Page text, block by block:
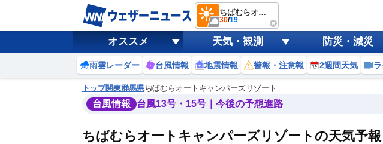
ちばむらオートキャンパーズリゾート
30/19
オススメ 天気・観測 防災・減災
雨雲レーダー 台風情報 地震情報 警報・注意報 2週間天気
トップ関東群馬県ちばむらオートキャンパーズリゾート
台風情報 台風13号・15号｜今後の予想進路
ちばむらオートキャンパーズリゾートの天気予報